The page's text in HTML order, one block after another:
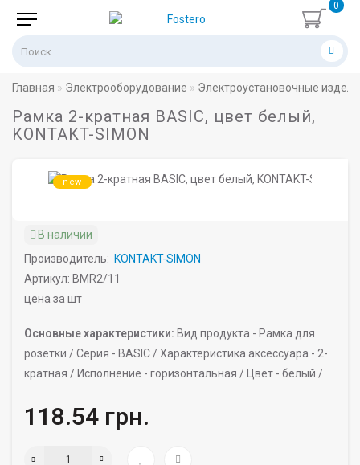
0
Главная Электрооборудование Электроустановочные
Рамка 2-кратная BASIC, цвет белый,
KONTAKT-SIMON
new
В наличии
Производитель: KONTAKT-SIMON
Артикул: BMR2/11
цена за шт
Основные характеристики: Вид продукта - Рамка для
розетки /Серия - BASIC /Характеристика аксессуара - 2-
кратная / Исполнение - горизонтальная / Цвет - белый /
118.54 грн.